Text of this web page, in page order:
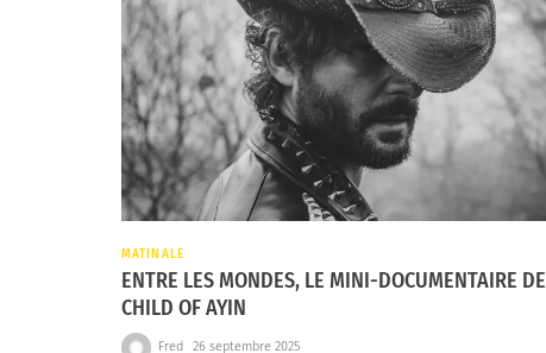
MATINALE
ENTRE LES MONDES, LE MINI-DOCUMENTAIRE DE
CHILD OF AYIN
Fred 26 septembre 2025